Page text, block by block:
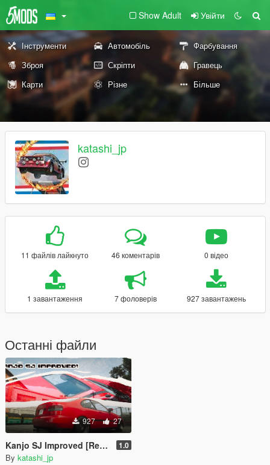
Show Adult Увійти
Інструменти Автомобіль
Фарбування
Зброя
Скріпти
Гравець
Карти
Різне Більше
katashi_jp
11 файлів лайкнуто 46 коментарів 0 відео
1 завантаження 7 фоловерів 927 завантажень
Останні файли
927 27
Kanjo SJ Improved [Replace] 1.0
By katashi_jp